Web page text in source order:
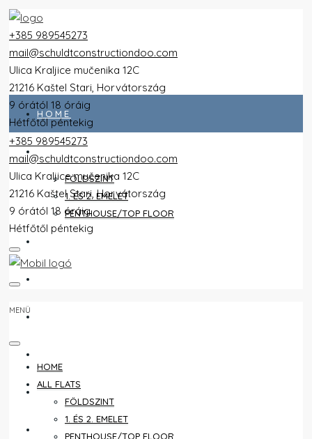
+385 989545273
mail@schuldtconstructiondoo.com
Ulica Kraljice mučenika 12C
21216 Kaštel Stari, Horvátország
9 órától 18 óráig
Hétfőtől péntekig
HOME
FÖLDSZINT
1. ÉS 2. EMELET
PENTHOUSE/TOP FLOOR
ZÁRÓKÖLTSÉGEK
+385 989545273
mail@schuldtconstructiondoo.com
Ulica Kraljice mučenika 12C
21216 Kaštel Stari, Horvátország
9 órától 18 óráig
Hétfőtől péntekig
MENÜ
HOME
ALL FLATS
FÖLDSZINT
1. ÉS 2. EMELET
PENTHOUSE/TOP FLOOR